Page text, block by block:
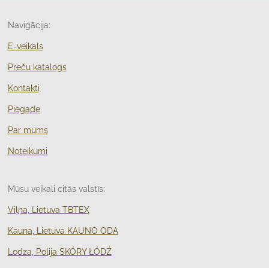
Navigācija:
E-veikals
Preču katalogs
Kontakti
Piegade
Par mums
Noteikumi
Mūsu veikali citās valstīs:
Viļņa, Lietuva TBTEX
Kauna, Lietuva KAUNO ODA
Lodza, Polija SKÓRY ŁÓDŹ